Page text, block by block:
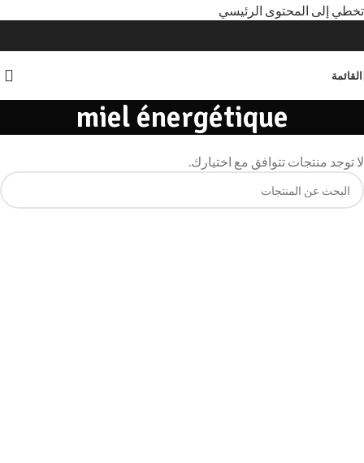
تخطي إلى المحتوى الرئيسي
القائمة
miel énergétique
لا توجد منتجات تتوافق مع اختيارك.